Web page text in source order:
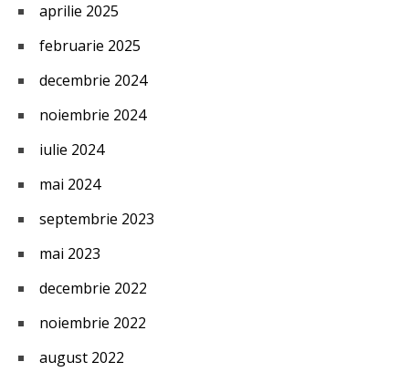
aprilie 2025
februarie 2025
decembrie 2024
noiembrie 2024
iulie 2024
mai 2024
septembrie 2023
mai 2023
decembrie 2022
noiembrie 2022
august 2022